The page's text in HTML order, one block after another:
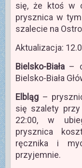
się, że ktoś w
prysznica w
szalecie na
Aktualizacja:
Bielsko-Biała–
Bielsko-Biała
Elbląg–
się szalety
22:00, w
prysznica
ręcznika i
przyjemnie.